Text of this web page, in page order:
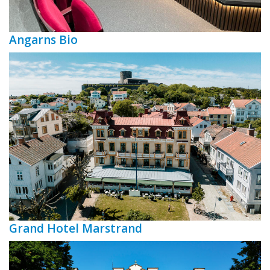
Angarns Bio
Grand Hotel Marstrand